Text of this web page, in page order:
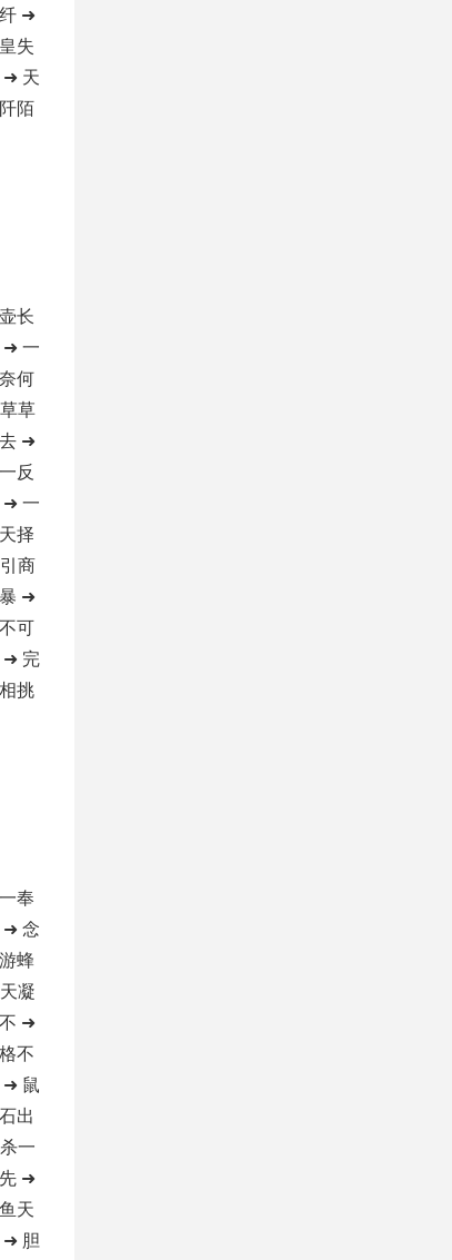
➜
失
➜ 天
陌
长
➜ 一
何
草
➜
反
➜ 一
择
商
➜
可
➜ 完
挑
奉
➜ 念
蜂
凝
➜
不
➜ 鼠
出
一
➜
天
➜ 胆